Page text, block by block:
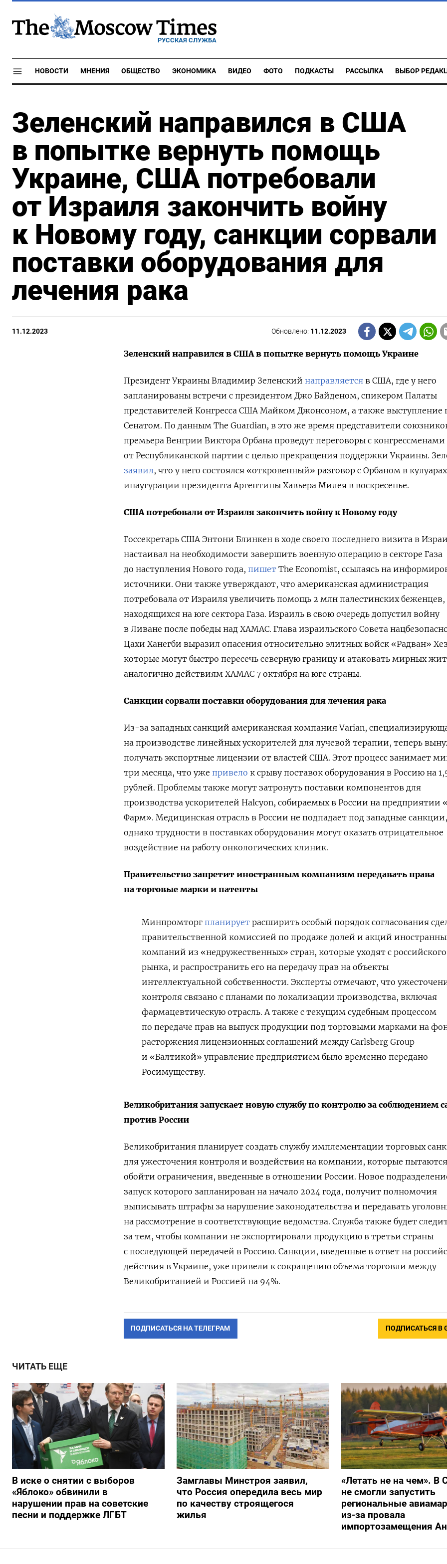
РУССКАЯ СЛУЖБА
НОВОСТИ МНЕНИЯ ОБЩЕСТВО ЭКОНОМИКА ВИДЕО ФОТО ПОДКАСТЫ РАССЫЛКА ВЫБОР
Зеленский направился в США
в попытке вернуть помощь
Украине, США потребовали
от Израиля закончить войну
к Новому году, cанкции сорвали
поставки оборудования для
лечения рака
11.12.2023 Обновлено: 11.12.2023
Зеленский направился в США в попытке вернуть помощь Украине
Президент Украины Владимир Зеленский направляется в США, где у него
запланированы встречи с президентом Джо Байденом, спикером Палаты
представителей Конгресса США Майком Джонсоном, а также выступление
Сенатом. По данным The Guardian, в это же время представители
премьера Венгрии Виктора Орбана проведут переговоры с конгрессменами
от Республиканской партии с целью прекращения поддержки Украины.
заявил, что у него состоялся «откровенный» разговор с Орбаном в кулуарах
инаугурации президента Аргентины Хавьера Милея в воскресенье.
США потребовали от Израиля закончить войну к Новому году
Госсекретарь США Энтони Блинкен в ходе своего последнего визита в
настаивал на необходимости завершить военную операцию в секторе Газа
до наступления Нового года, пишет The Economist, ссылаясь на
источники. Они также утверждают, что американская администрация
потребовала от Израиля увеличить помощь 2 млн палестинских беженцев,
находящихся на юге сектора Газа. Израиль в свою очередь допустил войну
в Ливане после победы над ХАМАС. Глава израильского Совета
Цахи Ханегби выразил опасения относительно элитных войск «Радван»
которые могут быстро пересечь северную границу и атаковать мирных
аналогично действиям ХАМАС 7 октября на юге страны.
Санкции сорвали поставки оборудования для лечения рака
Из-за западных санкций американская компания Varian,
на производстве линейных ускорителей для лучевой терапии, теперь
получать экспортные лицензии от властей США. Этот процесс занимает
три месяца, что уже привело к срыву поставок оборудования в Россию на
рублей. Проблемы также могут затронуть поставки компонентов для
производства ускорителей Halcyon, собираемых в России на предприятии
Фарм». Медицинская отрасль в России не подпадает под западные санкции,
однако трудности в поставках оборудования могут оказать отрицательное
воздействие на работу онкологических клиник.
Правительство запретит иностранным компаниям передавать права
на торговые марки и патенты
Минпромторг планирует расширить особый порядок согласования
правительственной комиссией по продаже долей и акций
компаний из «недружественных» стран, которые уходят с российского
рынка, и распространить его на передачу прав на объекты
интеллектуальной собственности. Эксперты отмечают, что
контроля связано с планами по локализации производства, включая
фармацевтическую отрасль. А также с текущим судебным процессом
по передаче прав на выпуск продукции под торговыми марками на
расторжения лицензионных соглашений между Carlsberg Group
и «Балтикой» управление предприятием было временно передано
Росимуществу.
Великобритания запускает новую службу по контролю за соблюдением
против России
Великобритания планирует создать службу имплементации торговых
для ужесточения контроля и воздействия на компании, которые пытаются
обойти ограничения, введенные в отношении России. Новое
запуск которого запланирован на начало 2024 года, получит полномочия
выписывать штрафы за нарушение законодательства и передавать
на рассмотрение в соответствующие ведомства. Служба также будет
за тем, чтобы компании не экспортировали продукцию в третьи страны
с последующей передачей в Россию. Санкции, введенные в ответ на
действия в Украине, уже привели к сокращению объема торговли между
Великобританией и Россией на 94%.
ПОДПИСАТЬСЯ НА ТЕЛЕГРАМ ПОДПИСАТЬСЯ В
ЧИТАТЬ ЕЩЕ
В иске о снятии с выборов
«Яблоко» обвинили в
нарушении прав на советские
песни и поддержке ЛГБТ
Замглавы Минстроя заявил,
что Россия опередила весь мир
по качеству строящегося
жилья
«Летать не на чем». В
не смогли запустить
региональные
из-за провала
импортозамещения